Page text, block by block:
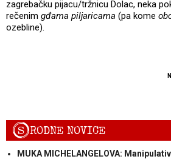
zagrebačku pijacu/tržnicu Dolac, neka
rečenim gđama piljaricama (pa kome
ozebline).
SRODNE NOVICE
MUKA MICHELANGELOVA: